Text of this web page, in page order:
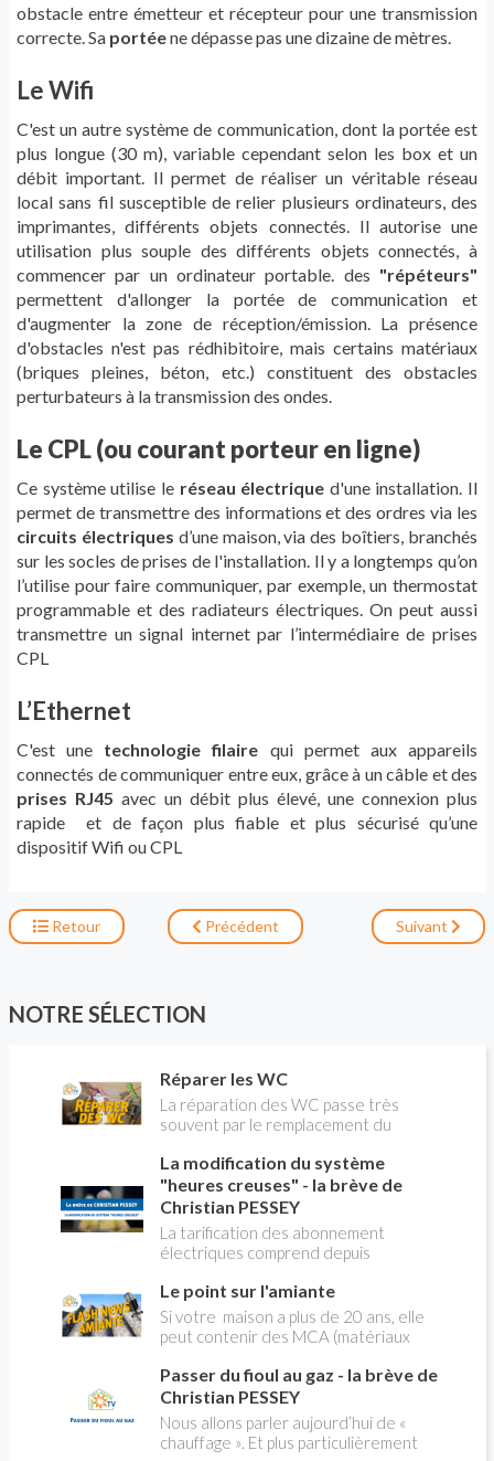
obstacle entre émetteur et récepteur pour une transmission
correcte. Sa portéene dépasse pas une dizaine de mètres.
Le Wifi
C'est un autre système de communication, dont la portée est
plus longue (30 m), variable cependant selon les box et un
débit important. Il permet de réaliser un véritable réseau
local sans fil susceptible de relier plusieurs ordinateurs, des
imprimantes, différents objets connectés. Il autorise une
utilisation plus souple des différents objets connectés, à
commencer par un ordinateur portable. des "répéteurs"
permettent d'allonger la portée de communication et
d'augmenter la zone de réception/émission. La présence
d'obstacles n'est pas rédhibitoire, mais certains matériaux
(briques pleines, béton, etc.) constituent des obstacles
perturbateurs à la transmission des ondes.
Le CPL (ou courant porteur en ligne)
Ce système utilise le réseau électrique d'une installation. Il
permet de transmettre des informations et des ordres via les
circuits électriques d’une maison, via des boîtiers, branchés
sur les socles de prises de l'installation. Il y a longtemps qu’on
l’utilise pour faire communiquer, par exemple, un thermostat
programmable et des radiateurs électriques. On peut aussi
transmettre un signal internet par l’intermédiaire de prises
CPL
L’Ethernet
C'est une technologie filaire qui permet aux appareils
connectés de communiquer entre eux, grâce à un câble et des
prises RJ45 avec un débit plus élevé, une connexion plus
rapide et de façon plus fiable et plus sécurisé qu’une
dispositif Wifi ou CPL
Retour Précédent Suivant
NOTRE SÉLECTION
Réparer les WC
La réparation des WC passe très
souvent par le remplacement du
expliquer
La modification du système
"heures creuses" - la brève de
Christian PESSEY
La tarification des abonnement
électriques comprend depuis
pleines, heures creuses. Aujourd'hui
Christian PESSEY vous explique tout
ce qu'il faut savoir sur la nouvelle
modification du système "heures
creuses" qui concerne près de 15
millions de Français !
Le point sur l'amiante
Si votre maison a plus de 20 ans, elle
peut contenir des MCA (matériaux
panique, on fait le point dans notre
flash news n°3 spéciale Amiante et
ses dangers avec Christian Pessey
Passer du fioul au gaz - la brève de
Christian PESSEY
Nous allons parler aujourd’hui de «
chauffage ». Et plus particulièrement